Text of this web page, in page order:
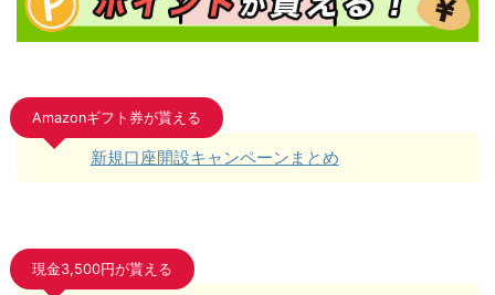
Amazonギフト券が貰える
新規口座開設キャンペーンまとめ
現金3,500円が貰える